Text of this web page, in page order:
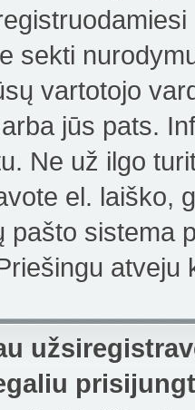
sekti
vartotojo
jūs pats.
Ne už ilgo
el. laiško,
pašto sistema
atveju